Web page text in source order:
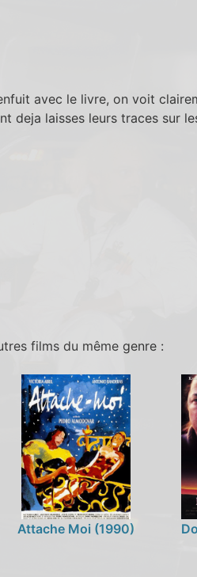
avec le livre, on voit
deja laisses leurs traces sur
films du même genre :
Attache Moi (1990)